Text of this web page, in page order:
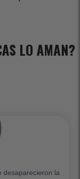
LO AMAN?
desaparecieron la